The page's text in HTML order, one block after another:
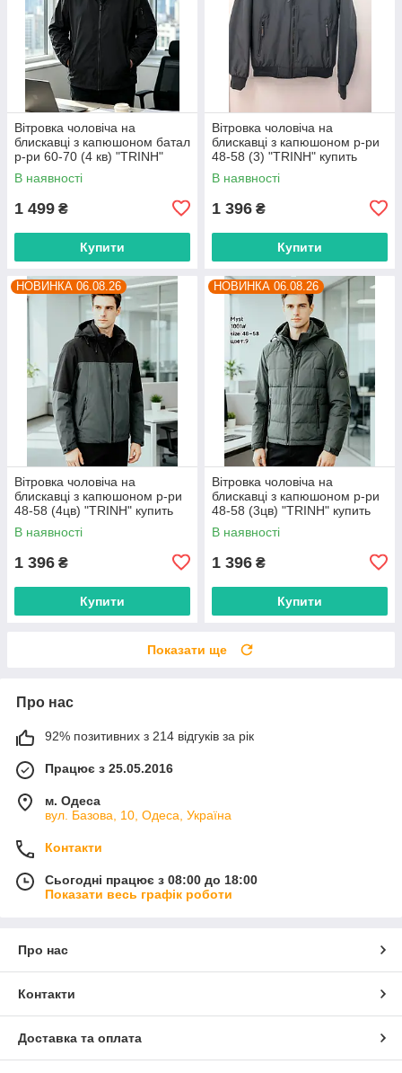
Вітровка чоловіча на
блискавці з капюшоном батал
р-ри 60-70 (4 кв) "TRINH"
купити гуртом в Одесі на 7км
В наявності
1 499 ₴
Купити
Вітровка чоловіча на
блискавці з капюшоном р-ри
48-58 (3) "TRINH" купить
гуртом в Одесі на 7км
В наявності
1 396 ₴
Купити
НОВИНКА 06.08.26
Вітровка чоловіча на
блискавці з капюшоном р-ри
48-58 (4цв) "TRINH" купить
гуртом в Одесі на 7км
В наявності
1 396 ₴
Купити
НОВИНКА 06.08.26
Вітровка чоловіча на
блискавці з капюшоном р-ри
48-58 (3цв) "TRINH" купить
гуртом в Одесі на 7км
В наявності
1 396 ₴
Купити
Показати ще
Про нас
92% позитивних з 214 відгуків за рік
Працює з 25.05.2016
м. Одеса
вул. Базова, 10, Одеса, Україна
Контакти
Сьогодні працює з 08:00 до 18:00
Показати весь графік роботи
Про нас
Контакти
Доставка та оплата